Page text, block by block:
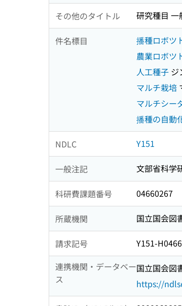
その他のタイトル 研究種目 一
件名標目 播種ロボツ
農業ロボツ
人工種子 ジ
マルチ栽培
マルチシー
播種の自動
NDLC Y151
一般注記 文部省科学
科研費課題番号 04660267
所蔵機関 国立国会図
請求記号
Y151-
連携機関・データベー
ス
国立国会図
https://